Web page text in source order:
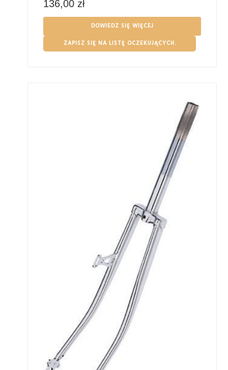
136,00 zł
DOWIEDZ SIĘ WIĘCEJ
ZAPISZ SIĘ NA LISTĘ OCZEKUJĄCYCH.